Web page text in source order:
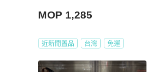
MOP 1,285
近新閒置品 台灣 免運